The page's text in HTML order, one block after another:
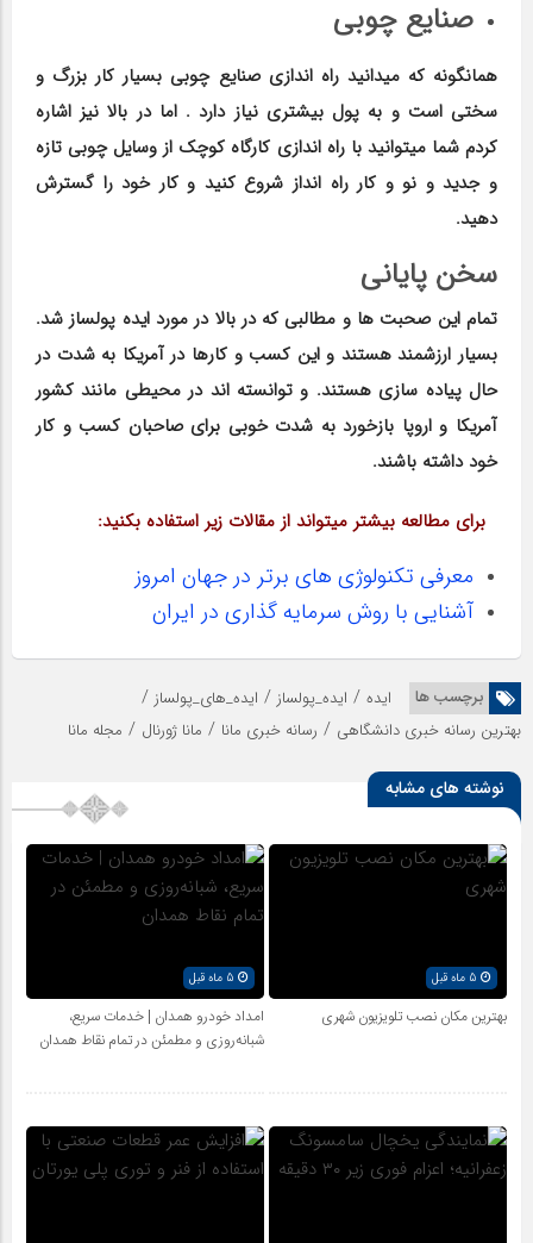
صنایع چوبی
همانگونه که میدانید راه اندازی صنایع چوبی بسیار کار بزرگ و
سختی است و به پول بیشتری نیاز دارد . اما در بالا نیز اشاره
کردم شما میتوانید با راه اندازی کارگاه کوچک از وسایل چوبی تازه
و جدید و نو و کار راه انداز شروع کنید و کار خود را گسترش
دهید.
سخن پایانی
تمام این صحبت ها و مطالبی که در بالا در مورد ایده پولساز شد.
بسیار ارزشمند هستند و این کسب و کارها در آمریکا به شدت در
حال پیاده سازی هستند. و توانسته اند در محیطی مانند کشور
آمریکا و اروپا بازخورد به شدت خوبی برای صاحبان کسب و کار
خود داشته باشند.
برای مطالعه بیشتر میتواند از مقالات زیر استفاده بکنید:
معرفی تکنولوژی های برتر در جهان امروز
آشنایی با روش سرمایه گذاری در ایران
برچسب ها ایده / ایده_پولساز / ایده_های_پولساز /
بهترین رسانه خبری دانشگاهی / رسانه خبری مانا / مانا ژورنال / مجله مانا
نوشته های مشابه
بهترین مکان نصب تلویزیون شهری
امداد خودرو همدان | خدمات سریع،
شبانه‌روزی و مطمئن در تمام نقاط همدان